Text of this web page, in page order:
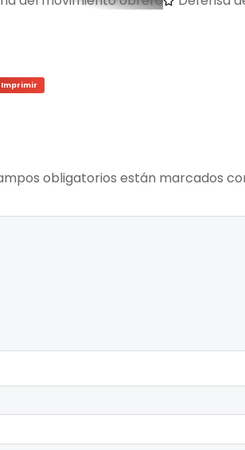
Imprimir
obligatorios están marcados